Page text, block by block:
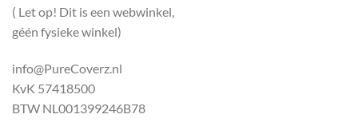
( Let op! Dit is een webwinkel,
géén fysieke winkel)
info@PureCoverz.nl
KvK 57418500
BTW NL001399246B78